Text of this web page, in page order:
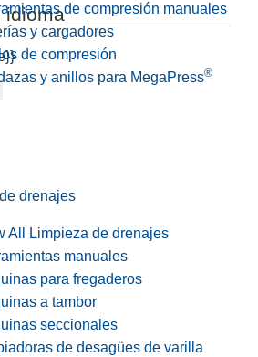
idiomade compresión manuales
y cargadores
de compresión
y anillos para MegaPress®
drenajes
All Limpieza de drenajes
manuales
para fregaderos
a tambor
seccionales
de desagües de varilla